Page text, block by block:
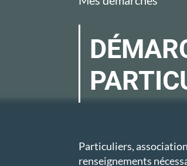
Particuliers,
renseignements